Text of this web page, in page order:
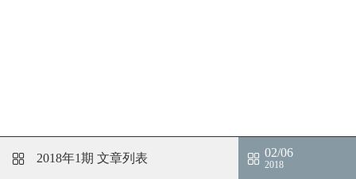
2018年1期 文章列表 02/06
2018